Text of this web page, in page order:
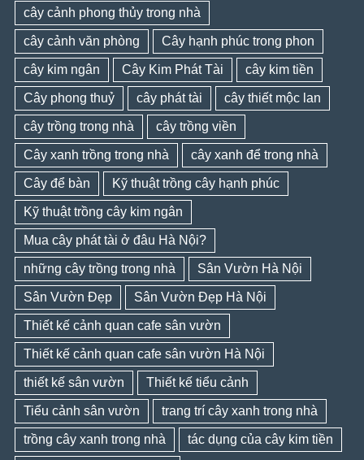
cây cảnh phong thủy trong nhà
cây cảnh văn phòng Cây hạnh phúc trong phon
cây kim ngân Cây Kim Phát Tài cây kim tiền
Cây phong thuỷ cây phát tài cây thiết mộc lan
cây trồng trong nhà cây trồng viền
Cây xanh trồng trong nhà cây xanh để trong nhà
Cây để bàn Kỹ thuật trồng cây hạnh phúc
Kỹ thuật trồng cây kim ngân
Mua cây phát tài ở đâu Hà Nội?
những cây trồng trong nhà Sân Vườn Hà Nội
Sân Vườn Đẹp Sân Vườn Đẹp Hà Nội
Thiết kế cảnh quan cafe sân vườn
Thiết kế cảnh quan cafe sân vườn Hà Nội
thiết kế sân vườn Thiết kế tiểu cảnh
Tiểu cảnh sân vườn trang trí cây xanh trong nhà
trồng cây xanh trong nhà tác dụng của cây kim tiền